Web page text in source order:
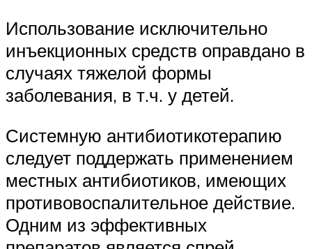
Использование исключительно
инъекционных средств оправдано в
случаях тяжелой формы
заболевания, в т.ч. у детей.
Системную антибиотикотерапию
следует поддержать применением
местных антибиотиков, имеющих
противовоспалительное действие.
Одним из эффективных